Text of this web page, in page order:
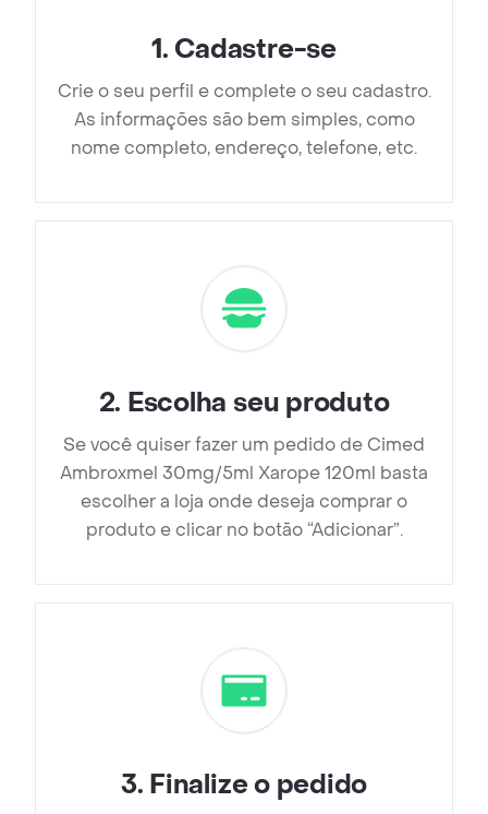
1. Cadastre-se
Crie o seu perfil e complete o seu cadastro.
As informações são bem simples, como
nome completo, endereço, telefone, etc.
2. Escolha seu produto
Se você quiser fazer um pedido de Cimed
Ambroxmel 30mg/5ml Xarope 120ml basta
escolher a loja onde deseja comprar o
produto e clicar no botão “Adicionar”.
3. Finalize o pedido